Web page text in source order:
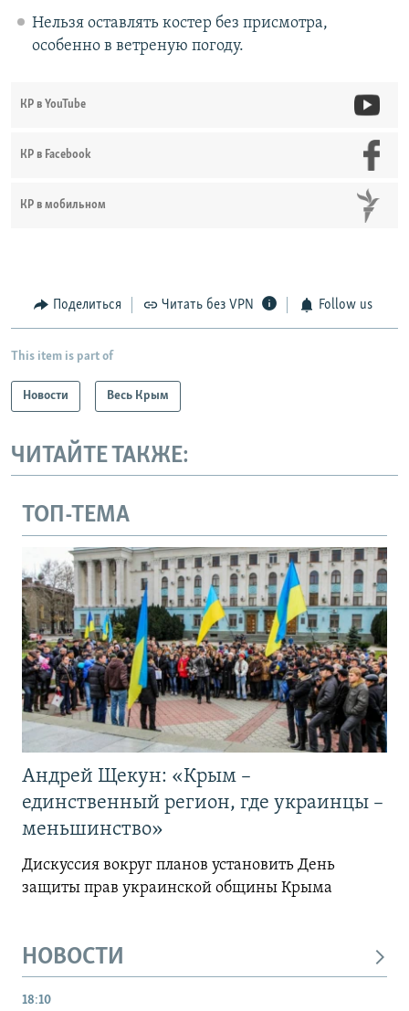
Нельзя оставлять костер без присмотра,
особенно в ветреную погоду.
КР в YouTube
КР в Facebook
КР в мобильном
Поделиться Читать без VPN Follow us
This item is part of
Новости Весь Крым
ЧИТАЙТЕ ТАКЖЕ:
ТОП-ТЕМА
Андрей Щекун: «Крым –
единственный регион, где украинцы –
меньшинство»
Дискуссия вокруг планов установить День
защиты прав украинской общины Крыма
НОВОСТИ
18:10